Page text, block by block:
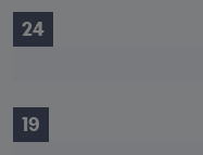
24
19